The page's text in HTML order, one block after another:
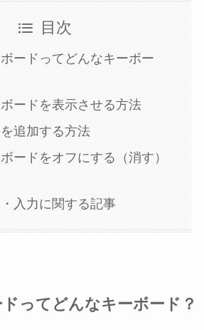
目次
ードってどんなキーボー
ードを表示させる方法
追加する方法
ードをオフにする（消す）
入力に関する記事
ってどんなキーボード？